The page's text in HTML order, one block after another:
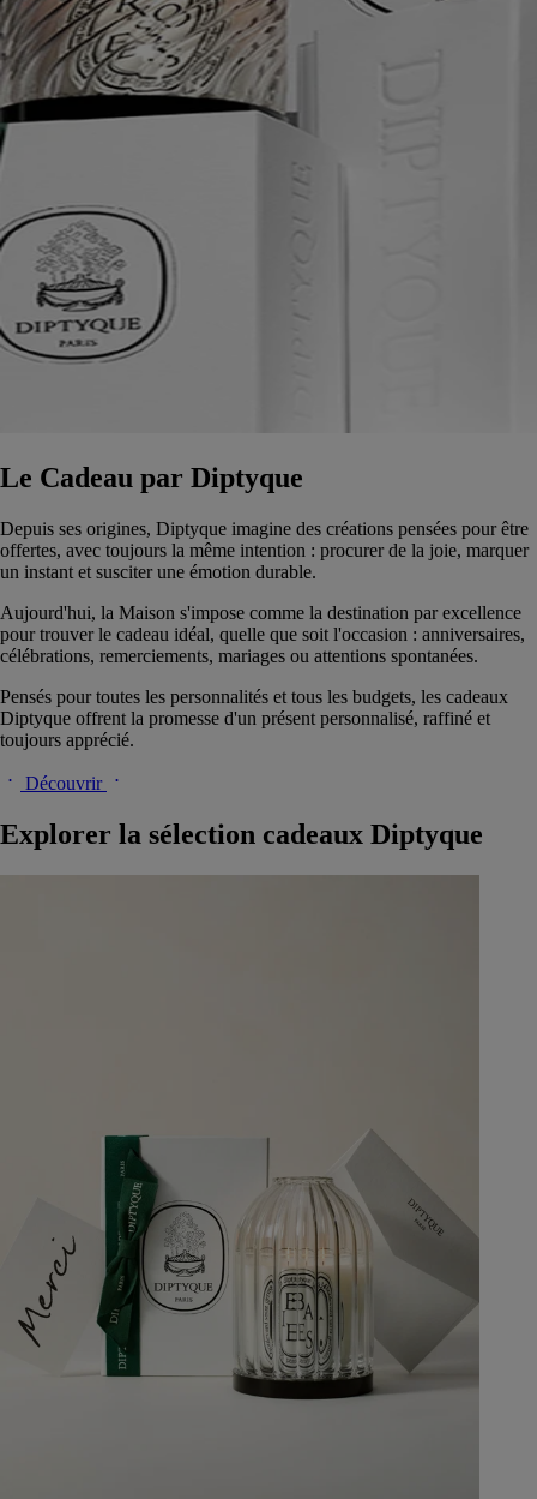
Le Cadeau par Diptyque
Depuis ses origines, Diptyque imagine des créations pensées pour être
offertes, avec toujours la même intention : procurer de la joie, marquer
un instant et susciter une émotion durable.
Aujourd'hui, la Maison s'impose comme la destination par excellence
pour trouver le cadeau idéal, quelle que soit l'occasion : anniversaires,
célébrations, remerciements, mariages ou attentions spontanées.
Pensés pour toutes les personnalités et tous les budgets, les cadeaux
Diptyque offrent la promesse d'un présent personnalisé, raffiné et
toujours apprécié.
Découvrir
Explorer la sélection cadeaux Diptyque